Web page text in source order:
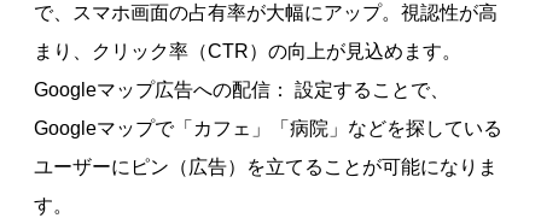
で、スマホ画面の占有率が大幅にアップ。視認性が高
まり、クリック率（CTR）の向上が見込めます。
Googleマップ広告への配信： 設定することで、
Googleマップで「カフェ」「病院」などを探している
ユーザーにピン（広告）を立てることが可能になりま
す。